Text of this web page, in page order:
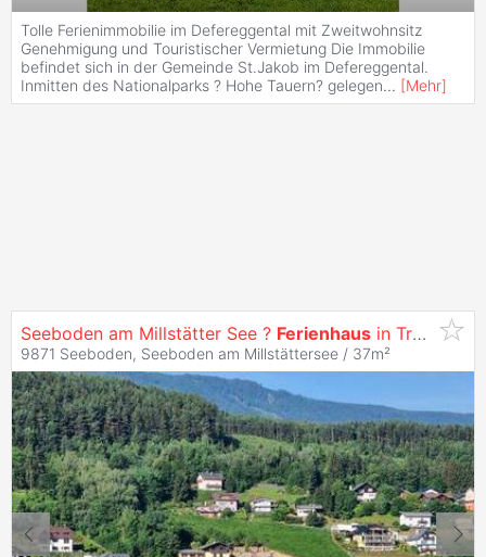
Tolle Ferienimmobilie im Defereggental mit Zweitwohnsitz
Genehmigung und Touristischer Vermietung Die Immobilie
befindet sich in der Gemeinde St.Jakob im Defereggental.
Inmitten des Nationalparks ? Hohe Tauern? gelegen... [Mehr]
Seeboden am Millstätter See ? Ferienhaus in Traumlage mit Seeblick Flexible Kaufoptionen:
9871 Seeboden, Seeboden am Millstättersee / 37m²